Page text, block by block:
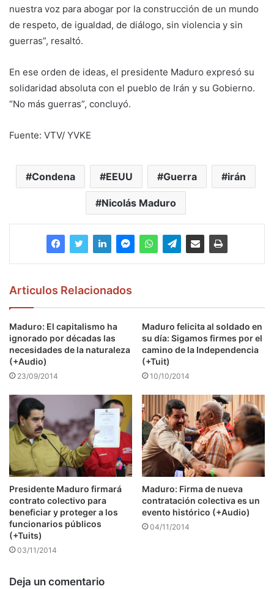
nuestra voz para abogar por la construcción de un mundo
de respeto, de igualdad, de diálogo, sin violencia y sin
guerras”, resaltó.
En ese orden de ideas, el presidente Maduro expresó su
solidaridad absoluta con el pueblo de Irán y su Gobierno.
“No más guerras”, concluyó.
Fuente: VTV/ YVKE
Condena EEUU Guerra irán
Nicolás Maduro
Articulos Relacionados
Maduro: El capitalismo ha
ignorado por décadas las
necesidades de la naturaleza
(+Audio)
23/09/2014
Maduro felicita al soldado en
su día: Sigamos firmes por el
camino de la Independencia
(+Tuit)
10/10/2014
Presidente Maduro firmará
contrato colectivo para
beneficiar y proteger a los
funcionarios públicos
(+Tuits)
03/11/2014
Maduro: Firma de nueva
contratación colectiva es un
evento histórico (+Audio)
04/11/2014
Deja un comentario